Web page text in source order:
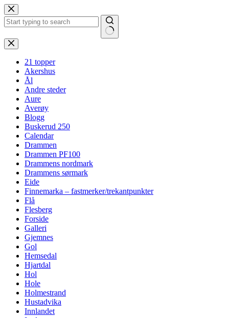
Hopp
til
innholdet
Ingen
resultater
21 topper
Akershus
Ål
Andre steder
Aure
Averøy
Blogg
Buskerud 250
Calendar
Drammen
Drammen PF100
Drammens nordmark
Drammens sørmark
Eide
Finnemarka – fastmerker/trekantpunkter
Flå
Flesberg
Forside
Galleri
Gjemnes
Gol
Hemsedal
Hjartdal
Hol
Hole
Holmestrand
Hustadvika
Innlandet